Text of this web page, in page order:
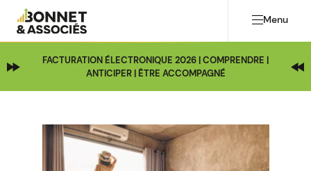
Menu
FACTURATION ÉLECTRONIQUE 2026 | COMPRENDRE |
ANTICIPER | ÊTRE ACCOMPAGNÉ